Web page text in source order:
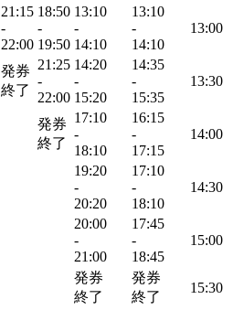
21:15
-
22:00
18:50
-
19:50
13:10
-
14:10
13:10
-
14:10
13:00
発券
終了
21:25
-
22:00
14:20
-
15:20
14:35
-
15:35
13:30
発券
終了
17:10
-
18:10
16:15
-
17:15
14:00
19:20
-
20:20
17:10
-
18:10
14:30
20:00
-
21:00
17:45
-
18:45
15:00
発券
終了
発券
終了
15:30